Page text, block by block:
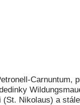
Carnuntum,
Nikolaus) a